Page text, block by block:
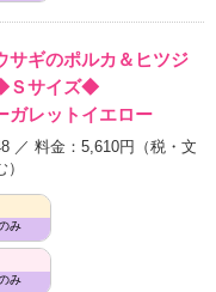
ギのポルカ＆ヒツジ
Ｓサイズ◆
ガレットイエロー
／ 料金：5,610円
（税・文
み
み